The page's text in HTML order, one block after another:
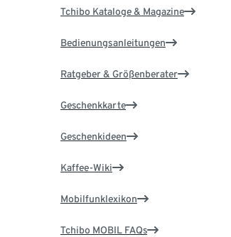
Tchibo Kataloge & Magazine
Bedienungsanleitungen
Ratgeber & Größenberater
Geschenkkarte
Geschenkideen
Kaffee-Wiki
Mobilfunklexikon
Tchibo MOBIL FAQs